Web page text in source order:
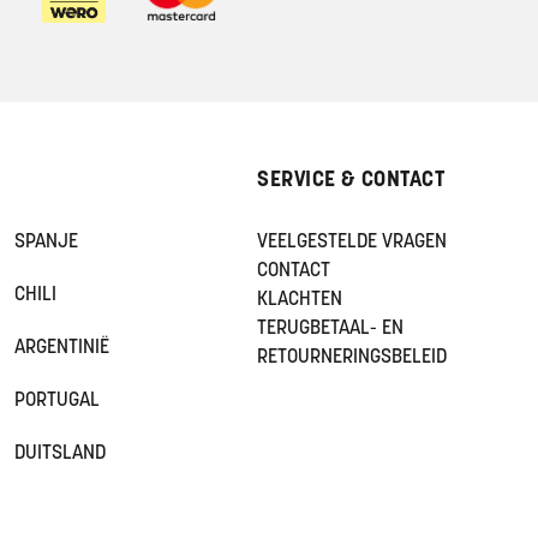
SPANJE
CHILI
ARGENTINIË
PORTUGAL
DUITSLAND
SERVICE & CONTACT
VEELGESTELDE VRAGEN
CONTACT
KLACHTEN
TERUGBETAAL- EN
RETOURNERINGSBELEID